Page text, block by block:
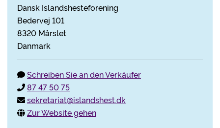
Dansk Islandshesteforening
Bedervej 101
8320 Mårslet
Danmark
Schreiben Sie an den Verkäufer
87 47 50 75
sekretariat@islandshest.dk
Zur Website gehen